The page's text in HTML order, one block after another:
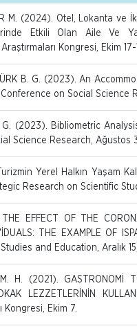
M. (2024). Otel, Lokanta ve
Etkili Olan Aile Ve
Kongresi, Ekim 17-
B. G. (2023). An
on Social Science
G. (2023). Bibliometric
Science Research, Ağustos
Yerel Halkın Yaşam
Research on Scientific
EFFECT OF THE
THE EXAMPLE OF
and Education, Aralık
H. (2021). GASTRONOMİ
LEZZETLERİNİN
Kongresi, Ekim 7.